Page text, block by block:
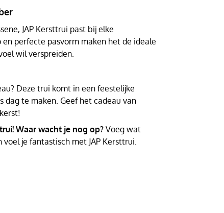
JAP Kersttrui past bij elke
perfecte pasvorm maken het de ideale
wil verspreiden.
Deze trui komt in een feestelijke
dag te maken. Geef het cadeau van
Waar wacht je nog op? Voeg wat
je fantastisch met JAP Kersttrui.